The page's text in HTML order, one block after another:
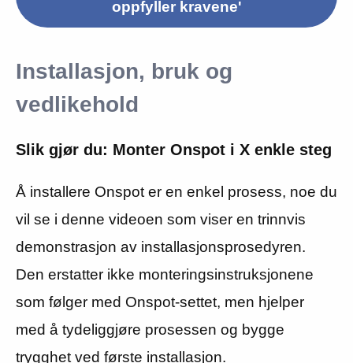
oppfyller kravene'
Installasjon, bruk og
vedlikehold
Slik gjør du: Monter Onspot i X enkle steg
Å installere Onspot er en enkel prosess, noe du
vil se i denne videoen som viser en trinnvis
demonstrasjon av installasjonsprosedyren.
Den erstatter ikke monteringsinstruksjonene
som følger med Onspot-settet, men hjelper
med å tydeliggjøre prosessen og bygge
trygghet ved første installasjon.